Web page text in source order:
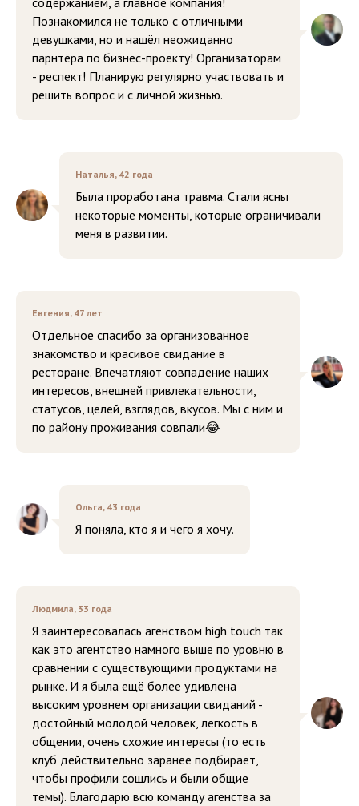
Познакомился не только с отличными
девушками, но и нашёл неожиданно
парнтёра по бизнес-проекту! Организаторам
- респект! Планирую регулярно участвовать и
решить вопрос и с личной жизнью.
Наталья, 42 года
Была проработана травма. Стали ясны
некоторые моменты, которые ограничивали
меня в развитии.
Евгения, 47 лет
Отдельное спасибо за организованное
знакомство и красивое свидание в
ресторане. Впечатляют совпадение наших
интересов, внешней привлекательности,
статусов, целей, взглядов, вкусов. Мы с ним и
по району проживания совпали😂
Ольга, 43 года
Я поняла, кто я и чего я хочу.
Людмила, 33 года
Я заинтересовалась агенством high touch так
как это агентство намного выше по уровню в
сравнении с существующими продуктами на
рынке. И я была ещё более удивлена
высоким уровнем организации свиданий -
достойный молодой человек, легкость в
общении, очень схожие интересы (то есть
клуб действительно заранее подбирает,
чтобы профили сошлись и были общие
темы). Благодарю всю команду агенства за